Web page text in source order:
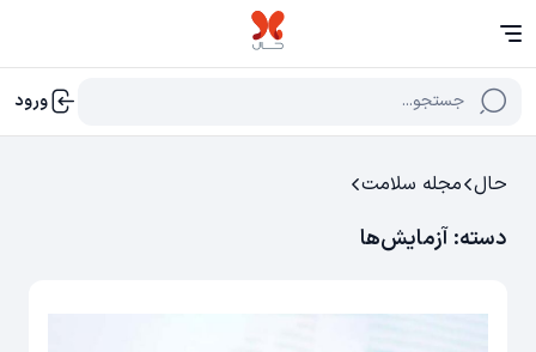
جستجو... ورود
حال مجله سلامت
دسته: آزمایش‌‌ها